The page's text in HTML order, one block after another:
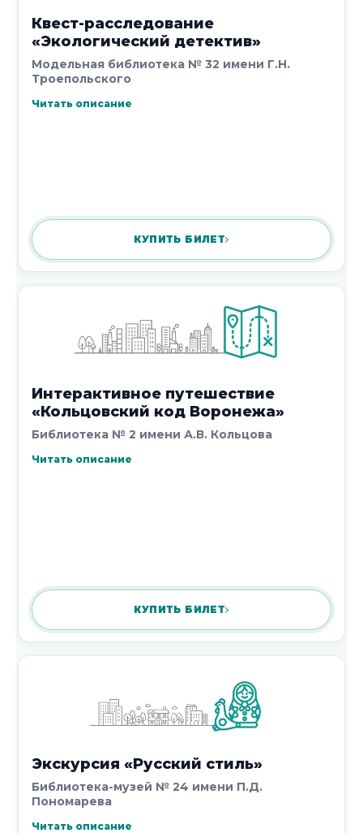
Квест-расследование
«Экологический детектив»
Модельная библиотека № 32 имени Г.Н.
Троепольского
Читать описание
КУПИТЬ БИЛЕТ
Интерактивное путешествие
«Кольцовский код Воронежа»
Библиотека № 2 имени А.В. Кольцова
Читать описание
КУПИТЬ БИЛЕТ
Экскурсия «Русский стиль»
Библиотека-музей № 24 имени П.Д.
Пономарева
Читать описание